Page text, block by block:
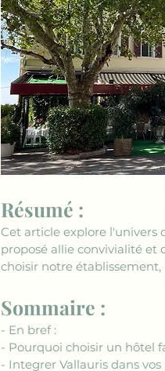
Résumé :
Cet article explore l'univers
proposé allie convivialité
choisir notre établissement,
Sommaire :
- En bref :
- Pourquoi choisir un hôtel
- Integrer Vallauris dans